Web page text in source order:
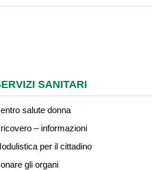
SANITARI
salute donna
– informazioni
per il cittadino
gli organi